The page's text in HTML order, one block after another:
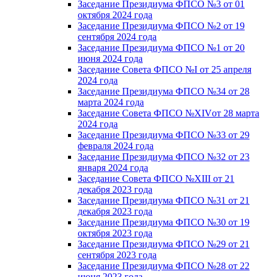
Заседание Президиума ФПСО №3 от 01
октября 2024 года
Заседание Президиума ФПСО №2 от 19
сентября 2024 года
Заседание Президиума ФПСО №1 от 20
июня 2024 года
Заседание Совета ФПСО №I от 25 апреля
2024 года
Заседание Президиума ФПСО №34 от 28
марта 2024 года
Заседание Совета ФПСО №XIVот 28 марта
2024 года
Заседание Президиума ФПСО №33 от 29
февраля 2024 года
Заседание Президиума ФПСО №32 от 23
января 2024 года
Заседание Совета ФПСО №XIII от 21
декабря 2023 года
Заседание Президиума ФПСО №31 от 21
декабря 2023 года
Заседание Президиума ФПСО №30 от 19
октября 2023 года
Заседание Президиума ФПСО №29 от 21
сентября 2023 года
Заседание Президиума ФПСО №28 от 22